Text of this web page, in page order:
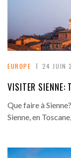
EUROPE 24 JUIN
VISITER SIENNE:
Que faire à
Sienne, en